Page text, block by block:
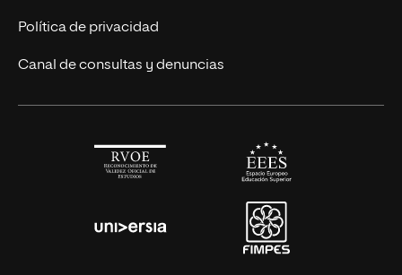
Alianza Newman
Actualidad
Solicita información
Política de privacidad
Canal de consultas y denuncias